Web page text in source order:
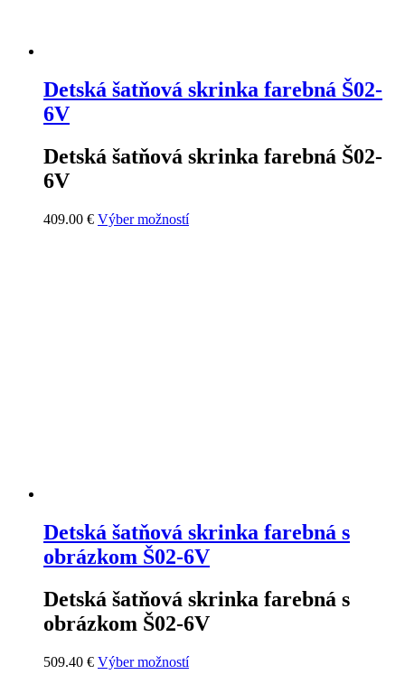
Detská šatňová skrinka farebná Š02-
6V
Detská šatňová skrinka farebná Š02-
6V
409.00 € Výber možnostíTento
Detská šatňová skrinka farebná s
obrázkom Š02-6V
Detská šatňová skrinka farebná s
obrázkom Š02-6V
509.40 € Výber možnostíTento